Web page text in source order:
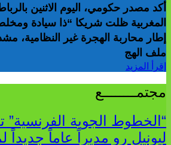
أكد مصدر حكومي، اليوم الاثنين
المغربية ظلت شريكا “ذا سيادة
إطار محاربة الهجرة غير النظامية،
ملف الهج
إقرأ المزيد
مجتمــــــــع
“الخطوط الجوية الفرنسية”
ليونيل رو مديراً عاماً